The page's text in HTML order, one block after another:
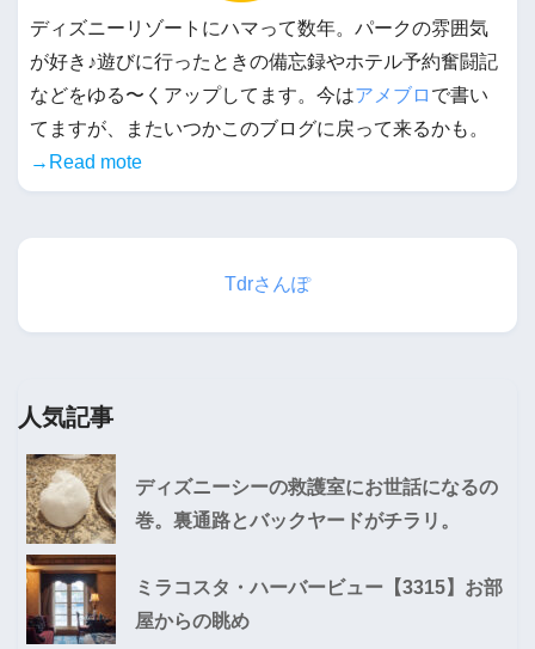
ディズニーリゾートにハマって数年。パークの雰囲気
が好き♪遊びに行ったときの備忘録やホテル予約奮闘記
などをゆる〜くアップしてます。今はアメブロ で書い
てますが、またいつかこのブログに戻って来るかも。
→Read mote
Tdrさんぽ
人気記事
ディズニーシーの救護室にお世話になるの
巻。裏通路とバックヤードがチラリ。
ミラコスタ・ハーバービュー【3315】お部
屋からの眺め